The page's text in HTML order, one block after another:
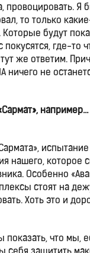
провоцировать. Я
то только
будут
покусятся, где-то
же ответим.
ничего не
например…
испытание
нашего, которое
Особенно
стоят на
Хоть это и
показать, что мы,